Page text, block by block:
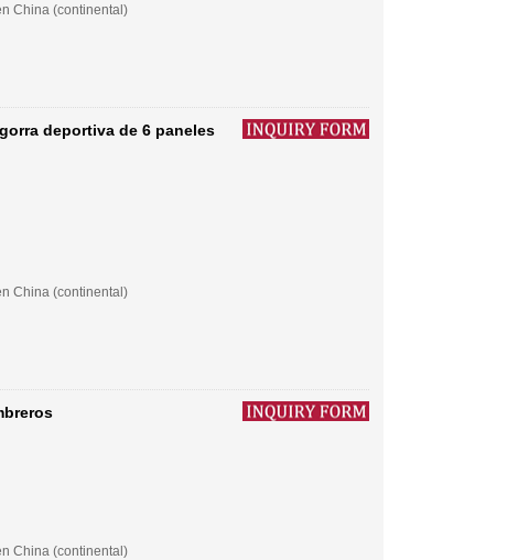
China (continental)
deportiva de 6 paneles
China (continental)
China (continental)